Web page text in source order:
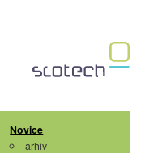
Novice
arhiv